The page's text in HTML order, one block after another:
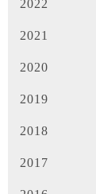
2022
2021
2020
2019
2018
2017